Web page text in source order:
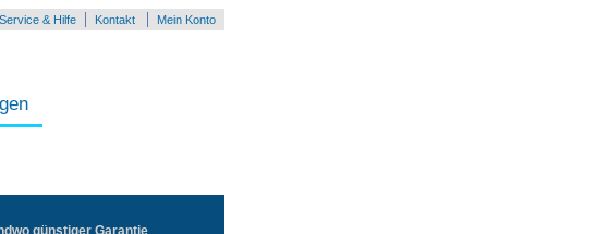
Service & Hilfe Kontakt Mein Konto
günstiger Garantie